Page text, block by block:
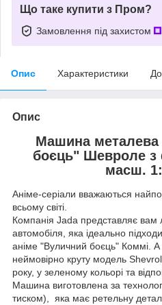
Що таке купити з Пром?
Замовлення під захистом
Опис Характеристики
Опис
Машина
боєць" Шевроле з
масш.
Аніме-серіали вважаються
всьому світі.
Компанія Jada представляє вам
автомобіля, яка ідеально
аніме "Вуличний боєць" Коммі. А
неймовірно круту модель
року, у зеленому кольорі та
Машина виготовлена за
тиском), яка має ретельну